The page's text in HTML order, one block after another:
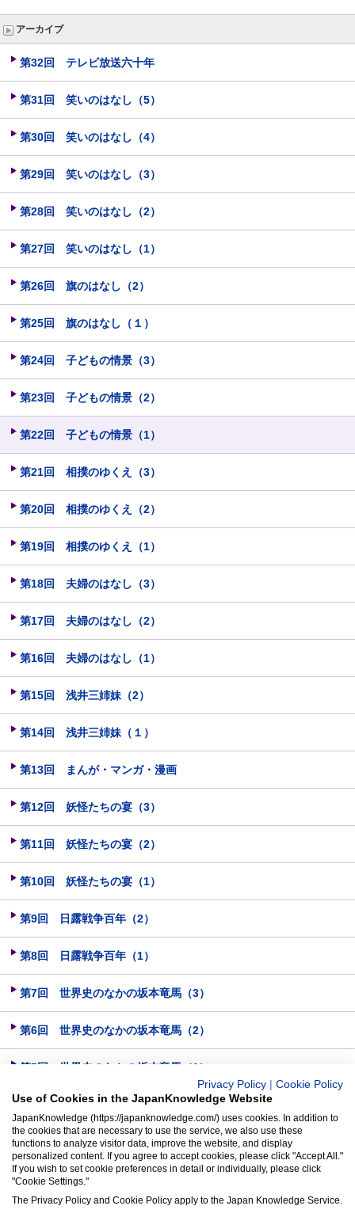
アーカイブ
第32回 テレビ放送六十年
第31回 笑いのはなし（5）
第30回 笑いのはなし（4）
第29回 笑いのはなし（3）
第28回 笑いのはなし（2）
第27回 笑いのはなし（1）
第26回 旗のはなし（2）
第25回 旗のはなし（１）
第24回 子どもの情景（3）
第23回 子どもの情景（2）
第22回 子どもの情景（1）
第21回 相撲のゆくえ（3）
第20回 相撲のゆくえ（2）
第19回 相撲のゆくえ（1）
第18回 夫婦のはなし（3）
第17回 夫婦のはなし（2）
第16回 夫婦のはなし（1）
第15回 浅井三姉妹（2）
第14回 浅井三姉妹（１）
第13回 まんが・マンガ・漫画
第12回 妖怪たちの宴（3）
第11回 妖怪たちの宴（2）
第10回 妖怪たちの宴（1）
第9回 日露戦争百年（2）
第8回 日露戦争百年（1）
第7回 世界史のなかの坂本竜馬（3）
第6回 世界史のなかの坂本竜馬（2）
第5回 世界史のなかの坂本竜馬（1）
第4回 新撰組（4）
第3回 新撰組（3）
第2回 新撰組（2）
Privacy Policy
Cookie Policy
Use of Cookies in the JapanKnowledge Website
JapanKnowledge (https://japanknowledge.com/) uses cookies. In addition to
the cookies that are necessary to use the service, we also use these
functions to analyze visitor data, improve the website, and display
personalized content. If you agree to accept cookies, please click "Accept All."
If you wish to set cookie preferences in detail or individually, please click
"Cookie Settings."
The Privacy Policy and Cookie Policy apply to the Japan Knowledge Service.